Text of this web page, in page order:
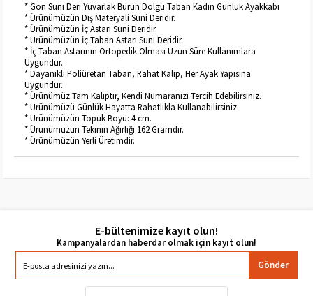
* Gön Suni Deri Yuvarlak Burun Dolgu Taban Kadın Günlük Ayakkabı
* Ürünümüzün Dış Materyali Suni Deridir.
* Ürünümüzün İç Astarı Suni Deridir.
* Ürünümüzün İç Taban Astarı Suni Deridir.
* İç Taban Astarının Ortopedik Olması Uzun Süre Kullanımlara
Uygundur.
* Dayanıklı Poliüretan Taban, Rahat Kalıp, Her Ayak Yapısına
Uygundur.
* Ürünümüz Tam Kalıptır, Kendi Numaranızı Tercih Edebilirsiniz.
* Ürünümüzü Günlük Hayatta Rahatlıkla Kullanabilirsiniz.
* Ürünümüzün Topuk Boyu: 4 cm.
* Ürünümüzün Tekinin Ağırlığı 162 Gramdır.
* Ürünümüzün Yerli Üretimdir.
E-bültenimize kayıt olun!
Gönder